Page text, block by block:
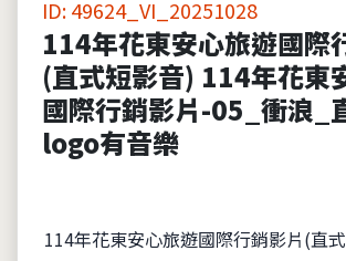
ID: 49624_VI_20251028
114年花東安心旅遊國際
(直式短影音) 114年花東
國際行銷影片-05_衝浪_
logo有音樂
114年花東安心旅遊國際行銷影片(直